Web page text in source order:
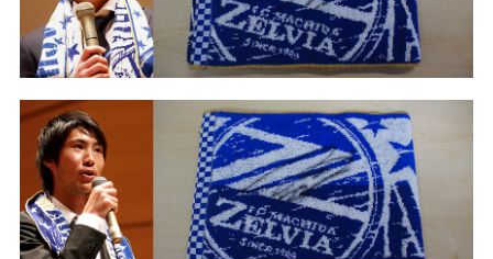
ビジターサポーターの皆様へ
車イスでの観戦
試合運営管理規程
三輪緑山ベースを利用
三輪緑山ベースご利用案内
ゼル塾
ＦＣ町田ゼルビアスポーツクラブ
ＦＣ町田ゼルビアアカデミー
ゼルビアフットサルパーク
お問い合わせ利用規約肖像権・ロゴについてプライバシ